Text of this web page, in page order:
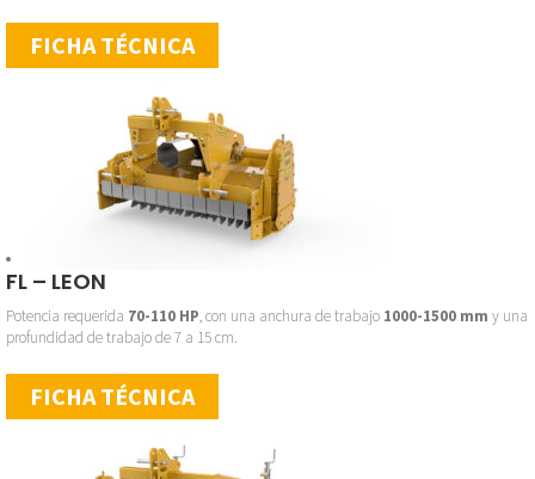
FICHA TÉCNICA
FL – LEON
Potencia requerida 70-110 HP, con una anchura de trabajo 1000-1500 mm y una
profundidad de trabajo de 7 a 15 cm.
FICHA TÉCNICA